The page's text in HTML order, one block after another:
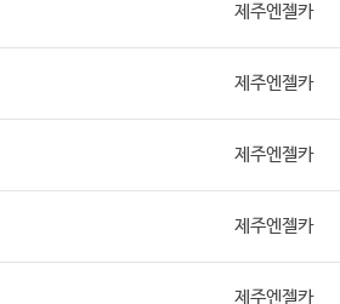
제주엔젤카
제주엔젤카
제주엔젤카
제주엔젤카
제주엔젤카